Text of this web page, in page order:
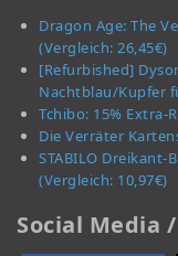
Dragon Age: The
(Vergleich: 26,45€)
[Refurbished]
Nachtblau/Kupfer
Tchibo: 15% Extra-
Die Verräter
STABILO Dreikant-
(Vergleich: 10,97€)
Social Media